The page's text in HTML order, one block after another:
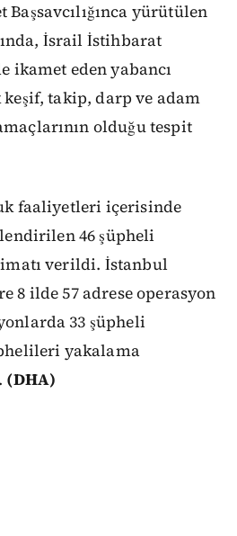
yürütülen
İsrail İstihbarat
ikamet eden yabancı
takip, darp ve adam
olduğu tespit
faaliyetleri içerisinde
46 şüpheli
verildi. İstanbul
8 ilde 57 adrese operasyon
33 şüpheli
yakalama
(DHA)